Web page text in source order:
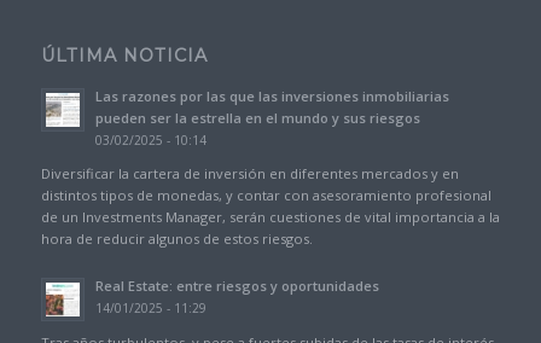
ÚLTIMA NOTICIA
Las razones por las que las inversiones inmobiliarias
pueden ser la estrella en el mundo y sus riesgos
03/02/2025 - 10:14
Diversificar la cartera de inversión en diferentes mercados y en
distintos tipos de monedas, y contar con asesoramiento profesional
de un Investments Manager, serán cuestiones de vital importancia a la
hora de reducir algunos de estos riesgos.
Real Estate: entre riesgos y oportunidades
14/01/2025 - 11:29